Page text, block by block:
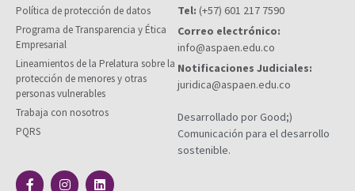
Política de protección de datos
Programa de Transparencia y Ética
Empresarial
Lineamientos de la Prelatura sobre la
protección de menores y otras
personas vulnerables
Trabaja con nosotros
PQRS
Tel: (+57) 601 217 7590
Correo electrónico:
info@aspaen.edu.co
Notificaciones Judiciales:
juridica@aspaen.edu.co
Desarrollado por Good;)
Comunicación para el desarrollo
sostenible.